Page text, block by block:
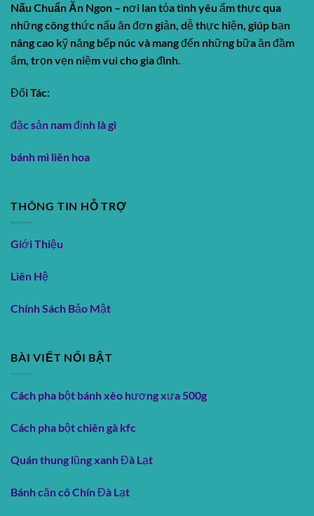
Nấu Chuẩn Ăn Ngon – nơi lan tỏa tình yêu ẩm thực qua
những công thức nấu ăn đơn giản, dễ thực hiện, giúp bạn
nâng cao kỹ năng bếp núc và mang đến những bữa ăn đầm
ấm, trọn vẹn niềm vui cho gia đình.
Đối Tác:
đặc sản nam định là gì
bánh mì liên hoa
THÔNG TIN HỖ TRỢ
Giới Thiệu
Liên Hệ
Chính Sách Bảo Mật
BÀI VIẾT NỔI BẬT
Cách pha bột bánh xèo hương xưa 500g
Cách pha bột chiên gà kfc
Quán thung lũng xanh Đà Lạt
Bánh căn cô Chín Đà Lạt